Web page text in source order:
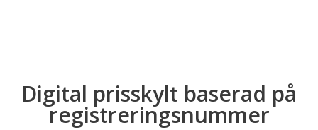
Digital prisskylt baserad på
registreringsnummer